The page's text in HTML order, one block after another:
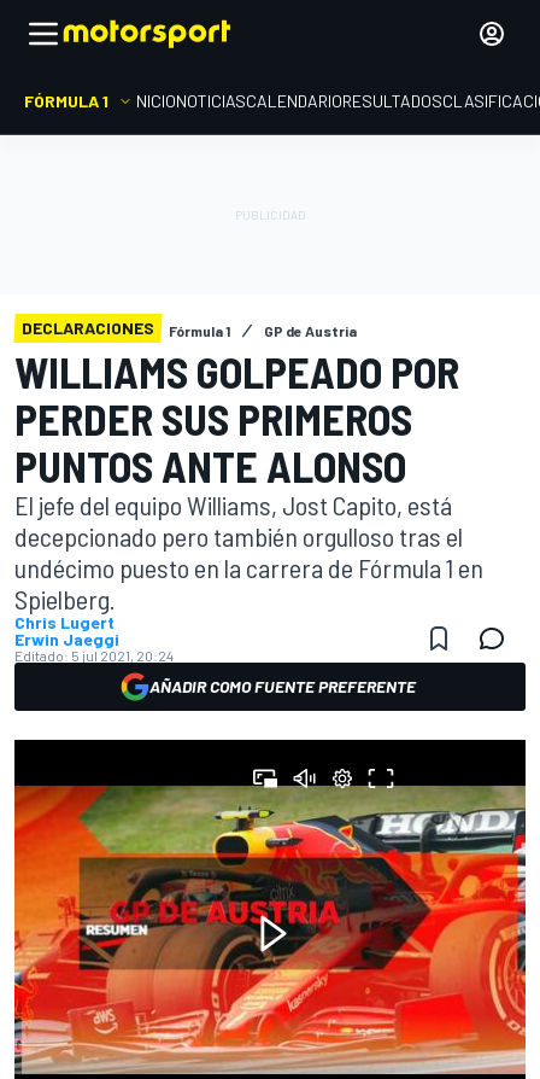
FÓRMULA 1 INICIONOTICIASCALENDARIORESULTADOS
DECLARACIONES Fórmula 1 GP de Austria
WILLIAMS GOLPEADO POR
PERDER SUS PRIMEROS
PUNTOS ANTE ALONSO
El jefe del equipo Williams, Jost Capito, está
decepcionado pero también orgulloso tras el
undécimo puesto en la carrera de Fórmula 1 en
Spielberg.
Chris Lugert
Erwin Jaeggi
Editado: 5 jul 2021, 20:24
AÑADIR COMO FUENTE PREFERENTE